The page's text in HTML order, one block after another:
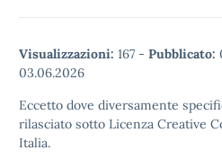
Visualizzazioni: 167 - Pubblicato:
03.06.2026
Eccetto dove diversamente
rilasciato sotto Licenza Creative
Italia.